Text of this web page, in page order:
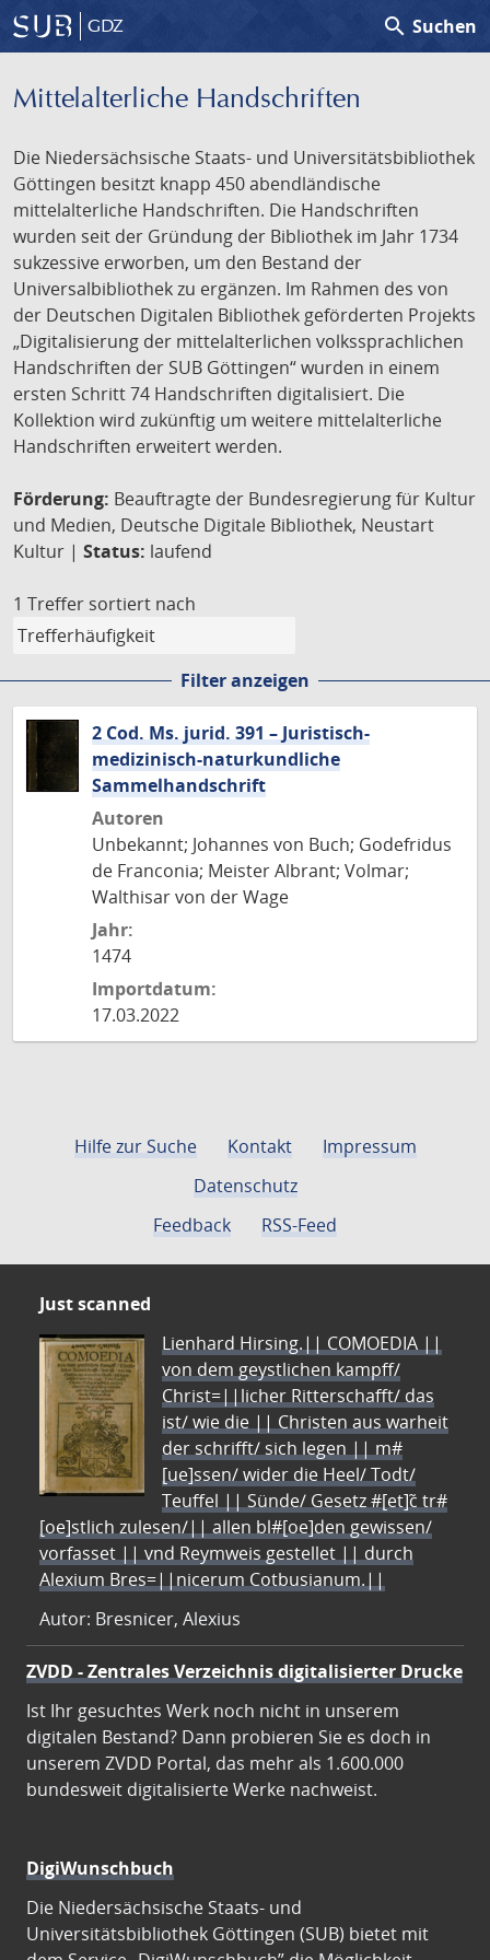
GDZ search Suchen
Mittelalterliche Handschriften
Die Niedersächsische Staats- und Universitätsbibliothek
Göttingen besitzt knapp 450 abendländische
mittelalterliche Handschriften. Die Handschriften
wurden seit der Gründung der Bibliothek im Jahr 1734
sukzessive erworben, um den Bestand der
Universalbibliothek zu ergänzen. Im Rahmen des von
der Deutschen Digitalen Bibliothek geförderten Projekts
„Digitalisierung der mittelalterlichen volkssprachlichen
Handschriften der SUB Göttingen“ wurden in einem
ersten Schritt 74 Handschriften digitalisiert. Die
Kollektion wird zukünftig um weitere mittelalterliche
Handschriften erweitert werden.
Förderung: Beauftragte der Bundesregierung für Kultur
und Medien, Deutsche Digitale Bibliothek, Neustart
Kultur | Status: laufend
1 Treffer sortiert nach
Filter anzeigen
2 Cod. Ms. jurid. 391 – Juristisch-
medizinisch-naturkundliche
Sammelhandschrift
Autoren
Unbekannt; Johannes von Buch; Godefridus
de Franconia; Meister Albrant; Volmar;
Walthisar von der Wage
Jahr:
1474
Importdatum:
17.03.2022
Hilfe zur Suche Kontakt
Impressum
Datenschutz
Feedback
RSS-Feed
Just scanned
Lienhard Hirsing.|| COMOEDIA ||
von dem geystlichen kampff/
Christ=||licher Ritterschafft/ das
ist/ wie die || Christen aus warheit
der schrifft/ sich legen || m#
[ue]ssen/ wider die Heel/ Todt/
Teuffel || Sünde/ Gesetz #[et]c̃ tr#
[oe]stlich zulesen/|| allen bl#[oe]den gewissen/
vorfasset || vnd Reymweis gestellet || durch
Alexium Bres=||nicerum Cotbusianum.||
Autor: Bresnicer, Alexius
ZVDD - Zentrales Verzeichnis digitalisierter Drucke
Ist Ihr gesuchtes Werk noch nicht in unserem
digitalen Bestand? Dann probieren Sie es doch in
unserem ZVDD Portal, das mehr als 1.600.000
bundesweit digitalisierte Werke nachweist.
DigiWunschbuch
Die Niedersächsische Staats- und
Universitätsbibliothek Göttingen (SUB) bietet mit